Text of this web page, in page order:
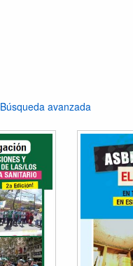
Búsqueda avanzada